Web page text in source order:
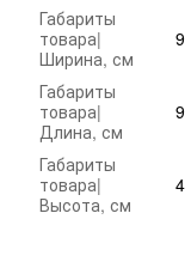
Габариты
товара|
Ширина, см
9
Габариты
товара|
Длина, см
9
Габариты
товара|
Высота, см
4